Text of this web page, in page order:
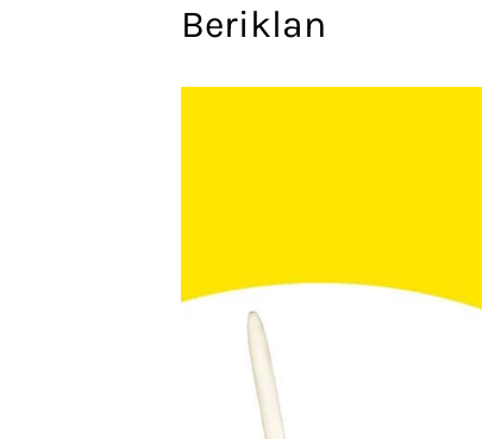
Beriklan